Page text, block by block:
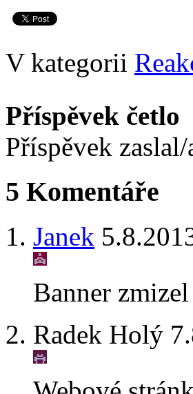
V kategorii
Příspěvek četlo
Příspěvek zaslal/
5 Komentáře
Janek
Banner
Radek Holý